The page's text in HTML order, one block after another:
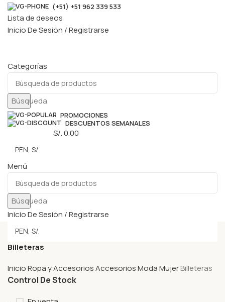
(+51) +51 962 339 533
Lista de deseos
Inicio De Sesión / Registrarse
Categorías
Búsqueda
PROMOCIONES
DESCUENTOS SEMANALES
S/.0.00
Menú
Búsqueda
Inicio De Sesión / Registrarse
Billeteras
InicioRopa y AccesoriosAccesoriosModa MujerBilleteras
Control De Stock